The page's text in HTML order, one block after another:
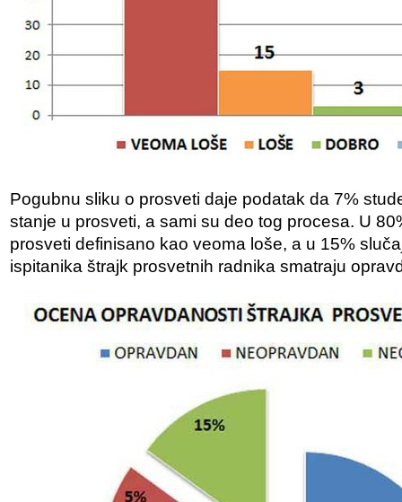
Pogubnu sliku o prosveti daje podatak da 7%
stanje u prosveti, a sami su deo tog procesa. U
prosveti definisano kao veoma loše, a u 15%
ispitanika štrajk prosvetnih radnika smatraju